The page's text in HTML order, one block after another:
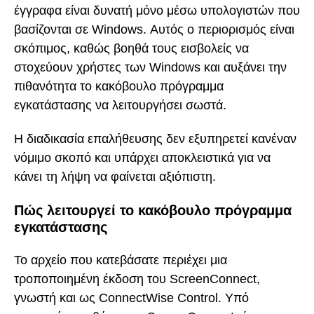
έγγραφα είναι δυνατή μόνο μέσω υπολογιστών που
βασίζονται σε Windows. Αυτός ο περιορισμός είναι
σκόπιμος, καθώς βοηθά τους εισβολείς να
στοχεύουν χρήστες των Windows και αυξάνει την
πιθανότητα το κακόβουλο πρόγραμμα
εγκατάστασης να λειτουργήσει σωστά.
Η διαδικασία επαλήθευσης δεν εξυπηρετεί κανέναν
νόμιμο σκοπό και υπάρχει αποκλειστικά για να
κάνει τη λήψη να φαίνεται αξιόπιστη.
Πώς λειτουργεί το κακόβουλο πρόγραμμα
εγκατάστασης
Το αρχείο που κατεβάσατε περιέχει μια
τροποποιημένη έκδοση του ScreenConnect,
γνωστή και ως ConnectWise Control. Υπό